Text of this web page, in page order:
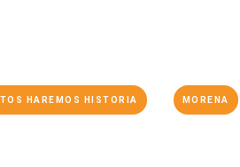
HAREMOS HISTORIA MORENA